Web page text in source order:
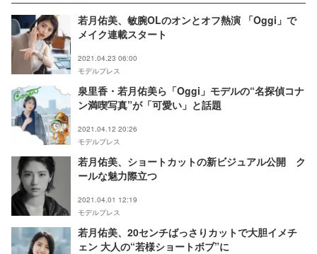
若月佑美、敏腕OLのオンとオフ熱演 「Oggi」で
メイク連載スタート
2021.04.23 06:00
モデルプレス
泉里香・若月佑美ら「Oggi」モデルの“名探偵コナ
ン満喫写真”が「可愛い」と話題
2021.04.12 20:26
モデルプレス
若月佑美、ショートカットの新ビジュアル公開 ク
ールな魅力際立つ
2021.04.01 12:19
モデルプレス
若月佑美、20センチばっさりカットで大胆イメチ
ェン 大人の“若様ショートボブ”に